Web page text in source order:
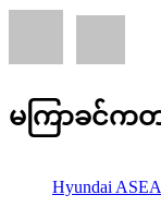
မကြာခင်က
Hyundai